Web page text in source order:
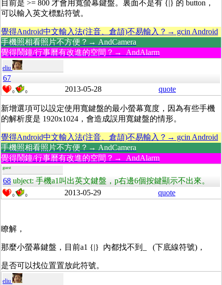
目前是 >= 800 才會用寬螢幕鍵盤。裏面不是有 {|} 的 button，
可以輸入英文標點符號。
覺得Android中文輸入法(注音、倉頡)不易輸入？→ gcin Android
手機照相看照片不方便？→ AndCamera
覺得鬧鐘/行事曆有改進的空間？→ AndAlarm
eliu
67
0 0 2013-05-28 quote
新增選項可以設定使用寬鍵盤的最小螢幕寬度，因為有些手機
的解析度是 1920x1024，會造成誤用寬鍵盤的情形。
覺得Android中文輸入法(注音、倉頡)不易輸入？→ gcin Android
手機照相看照片不方便？→ AndCamera
覺得鬧鐘/行事曆有改進的空間？→ AndAlarm
guest
68 ubject: 手機a1叫出英文鍵盤，p右邊6個按鍵顯示不出來。
0 0 2013-05-29 quote
瞭解，
那麼小螢幕鍵盤，目前a1 {|} 內都找不到_ (下底線符號)，
是否可以找位置置放此符號。
eliu